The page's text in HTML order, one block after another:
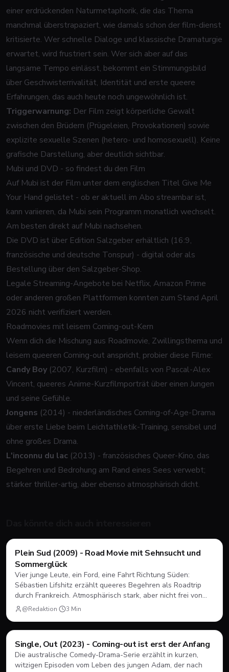
einer erdrückenden Naturmetaphorik, die das Thema
manchmal überstrapaziert, wie damals schon der film-dienst
kritisierte. Wer schnelle Dialoge und klassische Dramaturgie
erwartet, wird frustriert sein. Wer sich aber auf das
langsame Tempo einlässt, bekommt ein Stimmungsbild
über Geschwisterrivalität, Identität und erste queere
Erfahrungen, das auch heute noch ungewöhnlich ist.
Triggerwarnung: Der Film zeigt körperliche Gewalt
zwischen den Brüdern (Prügeleien, Provokationen) sowie
explizite sexuelle Szenen (hetero- und homosexuell). Keine
grafische Darstellung, aber deutlich sichtbar.
Mubi und DVD - so findest du den Film
Auf Mubi ist der Film unter dem englischen Titel Give Me
Your Hand gelistet - ob er aktuell im Abo streambar ist,
kann variieren, da Mubi sein Programm monatlich wechselt.
Am besten direkt auf Mubi nachsehen.
Die DVD ist über Edition Salzgeber erhältlich (16:9,
französische und deutsche Tonspur) - digital oder als
Bestellung über den Salzgeber-Shop.
Legale Streaming-Angebote bei Netflix, Amazon Prime
oder anderen großen Plattformen konnten zum Stand April
2026 nicht verifiziert werden.
Roadmovies mit leisem Coming-out-Kern
Wenn dich die Mischung aus Roadmovie, Zwillingsthema und
leisem queeren Coming-out anspricht, probier diese Filme:
Candy Boy (2007, Kurzfilm) - ebenfalls von Pascal-Alex
Vincent, queeres Anime-Kurzfilmporträt über einen Jungen
und seine Gefühle.
Jongens (2014) - niederländisches Coming-of-Age-Drama
über erste Liebe beim Leichtathletik-Training, sensibel und
ohne großes Drama.
L'inconnu du lac (2013) - französisches Queer-Kino, das
Begehren und Bedrohung am Rand eines Sees verwebt;
stärker thriller-artig, aber ebenso atmosphärisch dicht.
Filme & Serien
Plein Sud (2009) - Road Movie mit Sehnsucht und
Sommerglück
Vier junge Leute, ein Ford, eine Fahrt Richtung Süden:
Sébastien Lifshitz erzählt queeres Begehren als Roadtrip
durch Frankreich. Atmosphärisch stark, aber nicht frei von
Längen.
@Redaktion· 3 Min
Filme & Serien
Single, Out (2023) - Coming-out ist erst der Anfang
Die australische Comedy-Drama-Serie erzählt in kurzen,
witzigen Episoden vom Leben des jungen Adam, der nach